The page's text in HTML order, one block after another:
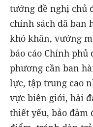
tướng đề nghị chủ
chính sách đã ban
khó khăn, vướng
báo cáo Chính phủ
phương cần ban
lực, tập trung cao
vực biên giới, hải
thiết yếu, bảo đảm